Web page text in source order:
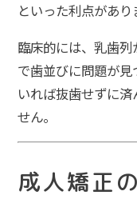
といった利点があり
臨床的には、乳歯
で歯並びに問題が
いれば抜歯せずに
せん。
成人矯正